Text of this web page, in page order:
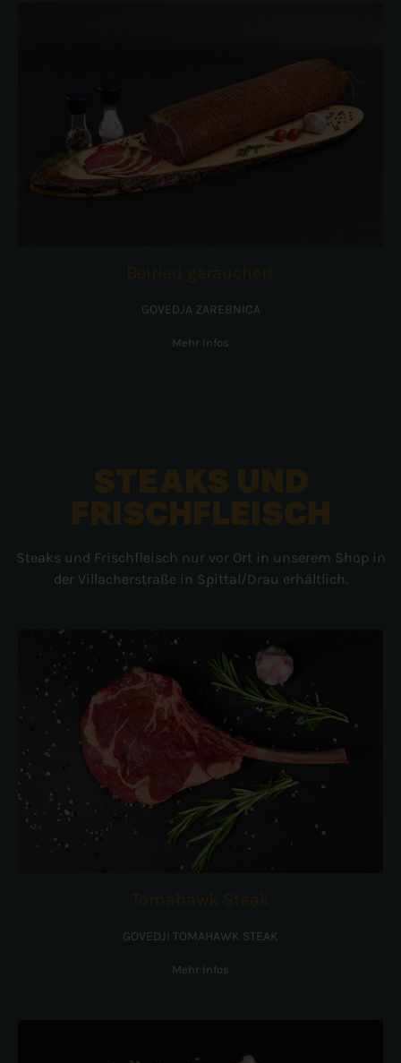
GOVEDJA ZAREBNICA
Mehr Infos
Steaks und Frischfleisch nur vor Ort in unserem Shop in
der Villacherstraße in Spittal/Drau erhältlich.
GOVEDJI TOMAHAWK STEAK
Mehr Infos